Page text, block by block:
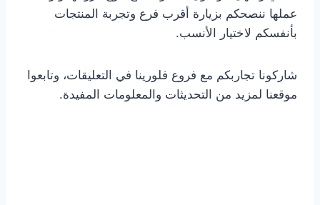
عملها ننصحكم بزيارة أقرب فرع وتجربة المنتجات
بأنفسكم لاختيار الأنسب.
شاركونا تجاربكم مع فروع فلورينا في التعليقات، وتابعوا
موقعنا لمزيد من التحديثات والمعلومات المفيدة.